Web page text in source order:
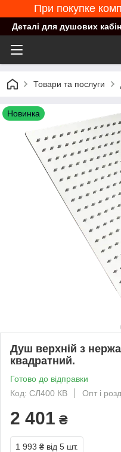
При покупке
Деталі для душових
Товари та послуги
Новинка
Душ верхній з
квадратний.
Готово до відправки
Код: СЛ400 КВ
Опт і
2 401 ₴
1 993 ₴ від 5 шт.